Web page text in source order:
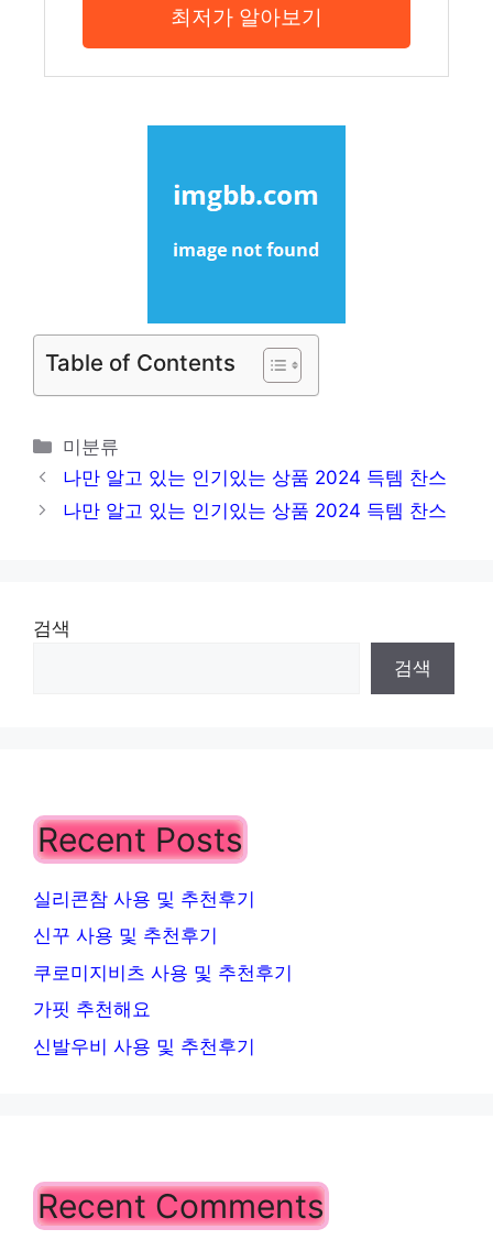
최저가 알아보기
Table of Contents
카
테
고
리
미분류
나만 알고 있는 인기있는 상품 2024 득템 찬스
나만 알고 있는 인기있는 상품 2024 득템 찬스
검색
검색
Recent Posts
실리콘참 사용 및 추천후기
신꾸 사용 및 추천후기
쿠로미지비츠 사용 및 추천후기
가핏 추천해요
신발우비 사용 및 추천후기
Recent Comments